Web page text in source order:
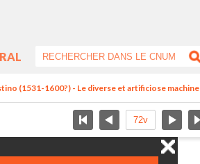
(1531-1600?) - Le diverse et artificiose machine